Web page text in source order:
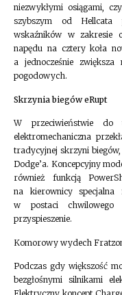
niezwykłymi osiągami,
szybszym od Hellcata
wskaźników w zakresie
napędu na cztery koła
a jednocześnie
pogodowych.
Skrzynia biegów eRupt
W przeciwieństwie do
elektromechaniczna
tradycyjnej skrzyni
Dodge’a. Koncepcyjny
również funkcją
na kierownicy specjalna
w postaci chwilowego
przyspieszenie.
Komorowy wydech
Podczas gdy większość
bezgłośnymi silnikami